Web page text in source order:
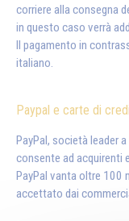
corriere alla consegna
in questo caso verrà
Il pagamento in
italiano.
Paypal e carte di
PayPal, società leader
consente ad acquirenti
PayPal vanta oltre 100
accettato dai